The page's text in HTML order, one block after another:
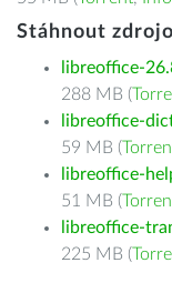
Stáhnout
libreoffice-
288 MB (
libreoffice-
59 MB (
libreoffice-
51 MB (
libreoffice-
225 MB (